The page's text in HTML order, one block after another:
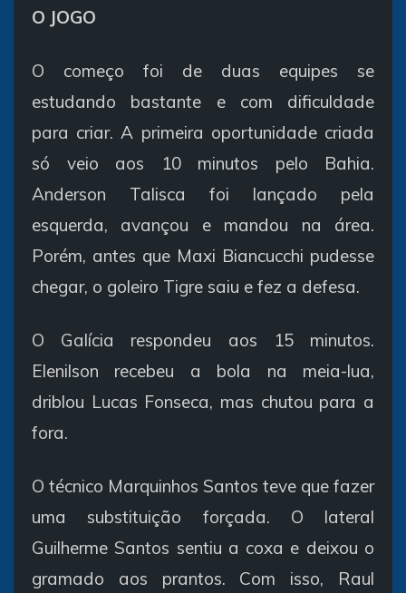
O JOGO
O começo foi de duas equipes se
estudando bastante e com dificuldade
para criar. A primeira oportunidade criada
só veio aos 10 minutos pelo Bahia.
Anderson Talisca foi lançado pela
esquerda, avançou e mandou na área.
Porém, antes que Maxi Biancucchi pudesse
chegar, o goleiro Tigre saiu e fez a defesa.
O Galícia respondeu aos 15 minutos.
Elenilson recebeu a bola na meia-lua,
driblou Lucas Fonseca, mas chutou para a
fora.
O técnico Marquinhos Santos teve que fazer
uma substituição forçada. O lateral
Guilherme Santos sentiu a coxa e deixou o
gramado aos prantos. Com isso, Raul